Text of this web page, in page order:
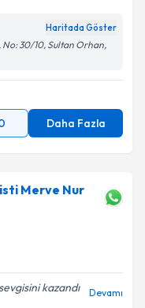
Haritada Göster
30/10, Sultan Orhan,
Daha Fazla
Merve Nur
kazandı
Devamı